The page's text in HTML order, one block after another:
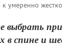
умеренно
выбрать при
в спине и